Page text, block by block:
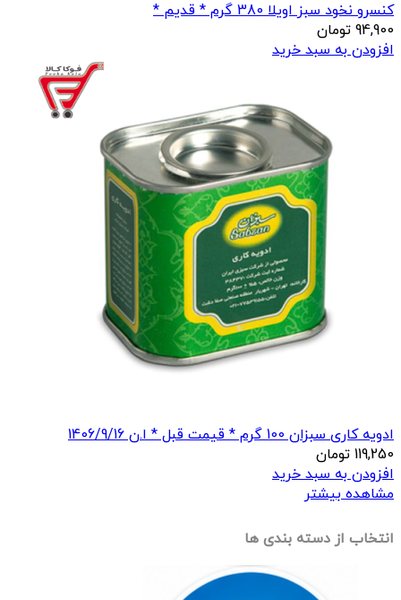
کنسرو نخود سبز اویلا 380 گرم * قدیم *
94,900 تومان
افزودن به سبد خرید
ادویه کاری سبزان 100 گرم * قیمت قبل * ا.ن 1406/9/16
119,250 تومان
افزودن به سبد خرید
مشاهده بیشتر
انتخاب از دسته بندی ها